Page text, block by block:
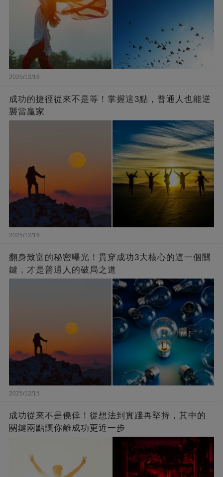
2025/12/16
成功的捷徑從來不是等！掌握這3點，普通人也能逆
襲當贏家
2025/12/16
翻身致富的秘密曝光！貫穿成功3大核心的這一個關
鍵，才是普通人的破局之道
2025/12/15
成功從來不是僥倖！從想法到實踐再堅持，其中的
關鍵兩點讓你離成功更近一步